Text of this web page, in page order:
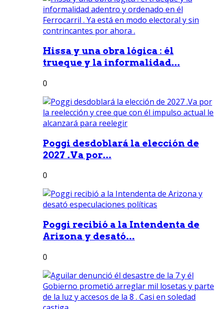
Hissa y una obra lógica : él
trueque y la informalidad...
0
Poggi desdoblará la elección de
2027 .Va por...
0
Poggi recibió a la Intendenta de
Arizona y desató...
0